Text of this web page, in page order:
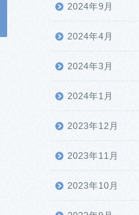
2024年9月
2024年4月
2024年3月
2024年1月
2023年12月
2023年11月
2023年10月